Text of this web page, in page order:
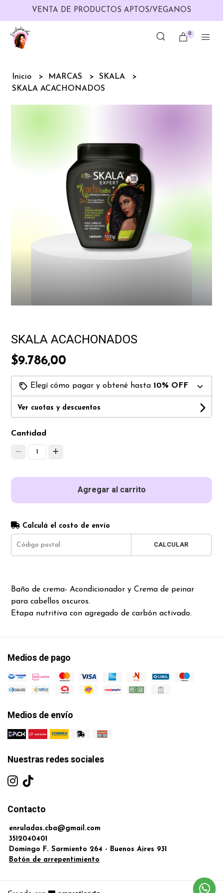
VENTA DE PRODUCTOS APTOS/VEGANOS
0
Inicio MARCAS
SKALA
SKALA ACACHONADOS
SKALA ACACHONADOS
$9.786,00
Elegí cómo pagar y obtené hasta 10% OFF
Ver cuotas y descuentos
Cantidad
1
Agregar al carrito
Calculá el costo de envío
CALCULAR
Baño de crema- Acondicionador y Crema de peinar
para cabellos oscuros.
Etapa nutritiva con agregado de carbón activado.
Medios de pago
Medios de envío
Nuestras redes sociales
Contacto
enruladas.cba@gmail.com
3512040401
Domingo F. Sarmiento 264 - Buenos Aires 931
Botón de arrepentimiento